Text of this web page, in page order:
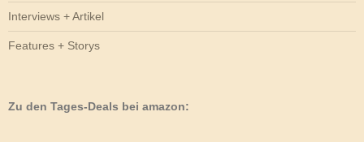
Interviews + Artikel
Features + Storys
Zu den Tages-Deals bei amazon: